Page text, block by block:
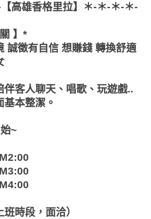
高雄香格里拉】＊-＊-＊-＊-
】*
誠徵有自信 想賺錢 轉換舒適
伴客人聊天、唱歌、玩遊戲..
本整潔。
~
班時段，面洽）